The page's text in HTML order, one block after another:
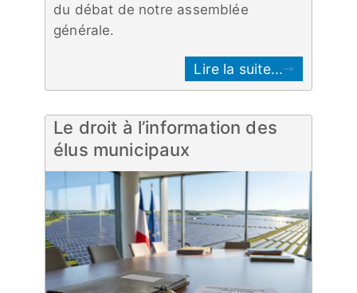
du débat de notre assemblée
générale.
Lire la suite...
Le droit à l’information des
élus municipaux